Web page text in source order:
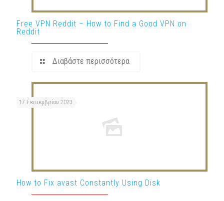
Free VPN Reddit – How to Find a Good VPN on
Reddit
Διαβάστε περισσότερα
17 Σεπτεμβρίου 2023
How to Fix avast Constantly Using Disk